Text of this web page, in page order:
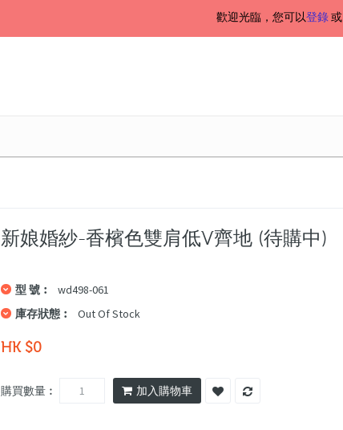
歡迎光臨，您可以登錄或
新娘婚紗-香檳色雙肩低V齊地 (待購中)
型 號︰
wd498-061
庫存狀態︰
Out Of Stock
HK $0
購買數量︰ 加入購物車